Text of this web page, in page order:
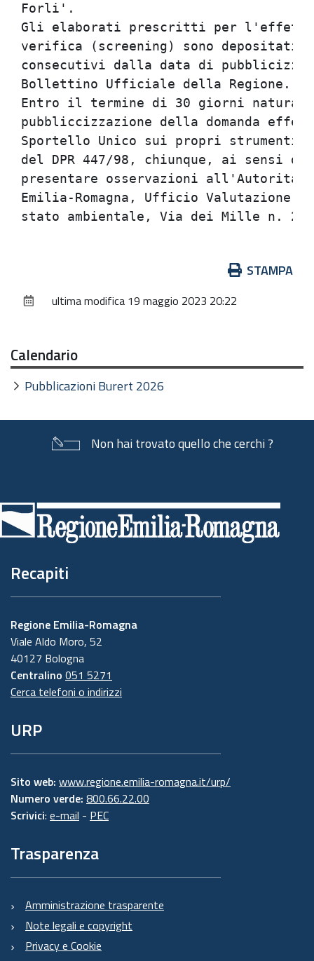
Forli'.
Gli elaborati prescritti per
verifica (screening) sono depositati
consecutivi dalla data di
Bollettino Ufficiale della Regione.
Entro il termine di 30 giorni
pubbliccizzazione della domanda
Sportello Unico sui propri
del DPR 447/98, chiunque, ai sensi
presentare osservazioni all'Autorita'
Emilia-Romagna, Ufficio Valutazione
documento
STAMPA
ultima modifica 19 maggio 2023 20:22
Calendario
Pubblicazioni Burert 2026
Non hai trovato quello che cerchi ?
di
pagina
Recapiti
Regione Emilia-Romagna
Viale Aldo Moro, 52
40127 Bologna
Centralino 051 5271
Cerca telefoni o indirizzi
URP
Sito web: www.regione.emilia-romagna.it/urp/
Numero verde: 800.66.22.00
Scrivici: e-mail - PEC
Trasparenza
Amministrazione trasparente
Note legali e copyright
Privacy e Cookie